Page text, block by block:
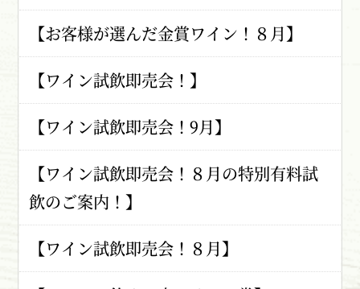
【お客様が選んだ金賞ワイン！８月】
【ワイン試飲即売会！】
【ワイン試飲即売会！9月】
【ワイン試飲即売会！８月の特別有料試
飲のご案内！】
【ワイン試飲即売会！８月】